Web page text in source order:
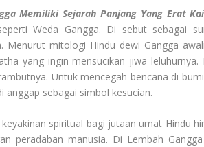
Memiliki Sejarah Panjang Yang Erat
Weda Gangga. Di sebut sebagai
Menurut mitologi Hindu dewi Gangga
yang ingin mensucikan jiwa
Untuk mencegah bencana di
anggap sebagai simbol kesucian.
spiritual bagi jutaan umat Hindu
peradaban manusia. Di Lembah